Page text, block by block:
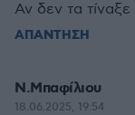
Αν δεν τα
ΑΠΑΝΤΗΣΗ
Ν.Μπαφίλιου
18.06.2025, 19:54